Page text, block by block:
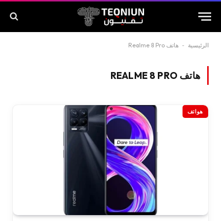
الرئيسية - هاتف Realme 8 Pro
هاتف REALME 8 PRO
هواتف